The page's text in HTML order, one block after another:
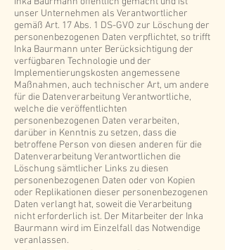
unser Unternehmen als Verantwortlicher
gemäß Art. 17 Abs. 1 DS-GVO zur Löschung der
personenbezogenen Daten verpflichtet, so trifft
Inka Baurmann unter Berücksichtigung der
verfügbaren Technologie und der
Implementierungskosten angemessene
Maßnahmen, auch technischer Art, um andere
für die Datenverarbeitung Verantwortliche,
welche die veröffentlichten
personenbezogenen Daten verarbeiten,
darüber in Kenntnis zu setzen, dass die
betroffene Person von diesen anderen für die
Datenverarbeitung Verantwortlichen die
Löschung sämtlicher Links zu diesen
personenbezogenen Daten oder von Kopien
oder Replikationen dieser personenbezogenen
Daten verlangt hat, soweit die Verarbeitung
nicht erforderlich ist. Der Mitarbeiter der Inka
Baurmann wird im Einzelfall das Notwendige
veranlassen.